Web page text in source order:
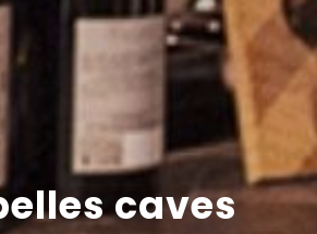
caves